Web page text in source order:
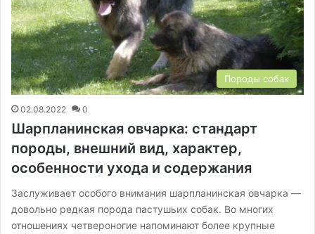
Породы собак
02.08.2022 0
Шарпланинская овчарка: стандарт
породы, внешний вид, характер,
особенности ухода и содержания
Заслуживает особого внимания шарпланинская овчарка —
довольно редкая порода пастушьих собак. Во многих
отношениях четвероногие напоминают более крупные